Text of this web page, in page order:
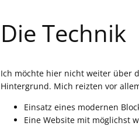
Die Technik
Ich möchte hier nicht weiter über
Hintergrund. Mich reizten vor
Einsatz eines modernen
Eine Website mit möglichst